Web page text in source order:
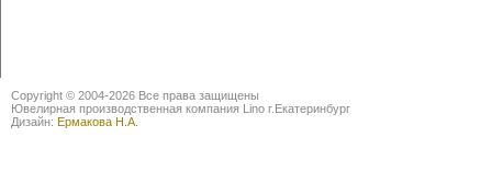
Copyright © 2004-2026 Все права защищены
Ювелирная производственная компания Lino г.Екатеринбург
Дизайн: Ермакова Н.А.